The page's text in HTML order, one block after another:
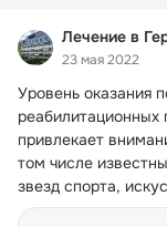
Лечение в
23 мая 2022
Уровень оказания
привлекает
том числе
звезд спорта,